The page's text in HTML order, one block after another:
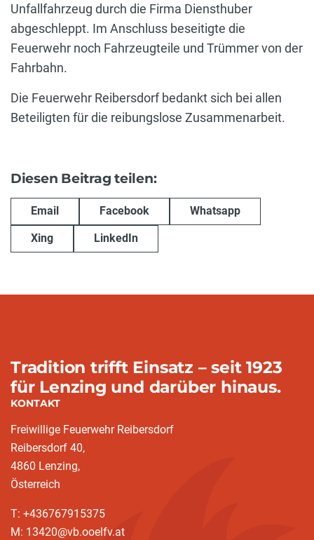
Unfallfahrzeug durch die Firma Diensthuber
abgeschleppt. Im Anschluss beseitigte die
Feuerwehr noch Fahrzeugteile und Trümmer von der
Fahrbahn.
Die Feuerwehr Reibersdorf bedankt sich bei allen
Beteiligten für die reibungslose Zusammenarbeit.
Diesen Beitrag teilen:
Email Facebook Whatsapp
Xing LinkedIn
Tradition trifft Einsatz – seit 1923
für Lenzing und darüber hinaus.
KONTAKT
Freiwillige Feuerwehr Reibersdorf
Reibersdorf 40,
4860 Lenzing,
Österreich
T: +436767915375
M: 13420@vb.ooelfv.at